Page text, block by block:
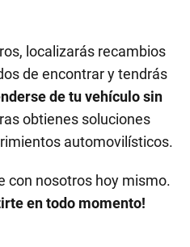
localizarás recambios
de encontrar y tendrás
de tu vehículo sin
obtienes soluciones
automovilísticos.
con nosotros hoy mismo.
en todo momento!